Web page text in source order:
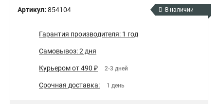
Артикул: 854104 В наличии
Гарантия производителя: 1 год
Самовывоз: 2 дня
Курьером от 490 ₽ 2-3 дней
Срочная доставка: 1 день